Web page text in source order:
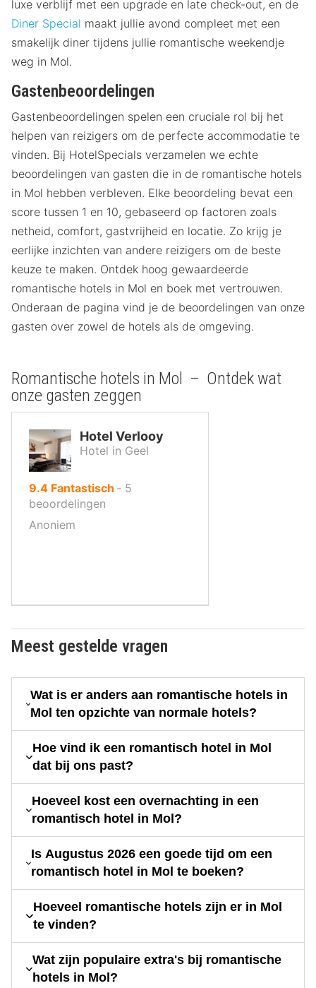
luxe verblijf met een upgrade en late check-out, en de
Diner Special maakt jullie avond compleet met een
smakelijk diner tijdens jullie romantische weekendje
weg in Mol.
Gastenbeoordelingen
Gastenbeoordelingen spelen een cruciale rol bij het
helpen van reizigers om de perfecte accommodatie te
vinden. Bij HotelSpecials verzamelen we echte
beoordelingen van gasten die in de romantische hotels
in Mol hebben verbleven. Elke beoordeling bevat een
score tussen 1 en 10, gebaseerd op factoren zoals
netheid, comfort, gastvrijheid en locatie. Zo krijg je
eerlijke inzichten van andere reizigers om de beste
keuze te maken. Ontdek hoog gewaardeerde
romantische hotels in Mol en boek met vertrouwen.
Onderaan de pagina vind je de beoordelingen van onze
gasten over zowel de hotels als de omgeving.
Romantische hotels in Mol – Ontdek wat
onze gasten zeggen
Hotel Verlooy
Hotel in Geel
9.4uit
10
Fantastisch ‐ 5
beoordelingen
Anoniem
Meest gestelde vragen
Wat is er anders aan romantische hotels in
Mol ten opzichte van normale hotels?
Hoe vind ik een romantisch hotel in Mol
dat bij ons past?
Hoeveel kost een overnachting in een
romantisch hotel in Mol?
Is Augustus 2026 een goede tijd om een
romantisch hotel in Mol te boeken?
Hoeveel romantische hotels zijn er in Mol
te vinden?
Wat zijn populaire extra's bij romantische
hotels in Mol?